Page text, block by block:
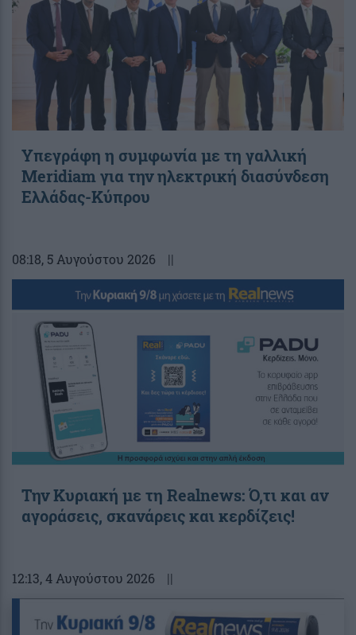
Υπεγράφη η συμφωνία με τη γαλλική
Meridiam για την ηλεκτρική διασύνδεση
Ελλάδας-Κύπρου
08:18, 5 Αυγούστου 2026 ||
Την Κυριακή με τη Realnews: Ό,τι και αν
αγοράσεις, σκανάρεις και κερδίζεις!
12:13, 4 Αυγούστου 2026 ||